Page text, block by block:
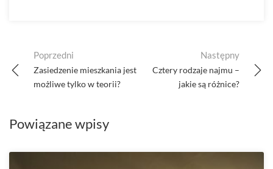
navigation
Poprzedni
Zasiedzenie mieszkania jest
możliwe tylko w teorii?
Następny
Cztery rodzaje najmu –
jakie są różnice?
Powiązane wpisy